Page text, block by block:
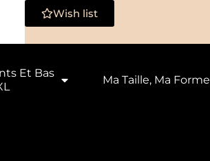
Wish list
Et Bas
Ma Taille, Ma Forme